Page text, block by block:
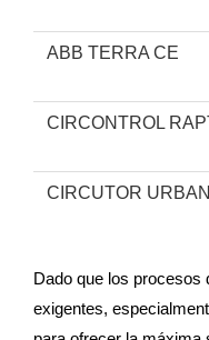
ABB TERRA CE
CIRCONTROL
CIRCUTOR
Dado que los procesos
exigentes,